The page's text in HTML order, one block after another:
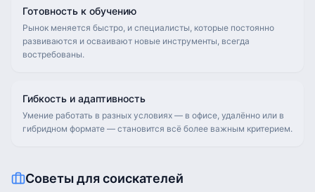
Готовность к обучению
Рынок меняется быстро, и специалисты, которые постоянно
развиваются и осваивают новые инструменты, всегда
востребованы.
Гибкость и адаптивность
Умение работать в разных условиях — в офисе, удалённо или в
гибридном формате — становится всё более важным критерием.
Советы для соискателей